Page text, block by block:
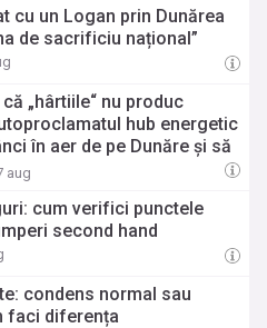
cu un Logan prin Dunărea
de sacrificiu național”
„hârtiile“ nu produc
hub energetic
în aer de pe Dunăre şi să
în august, totul
10 proiecte amânate,
aug
cum verifici punctele
second hand
condens normal sau
faci diferența